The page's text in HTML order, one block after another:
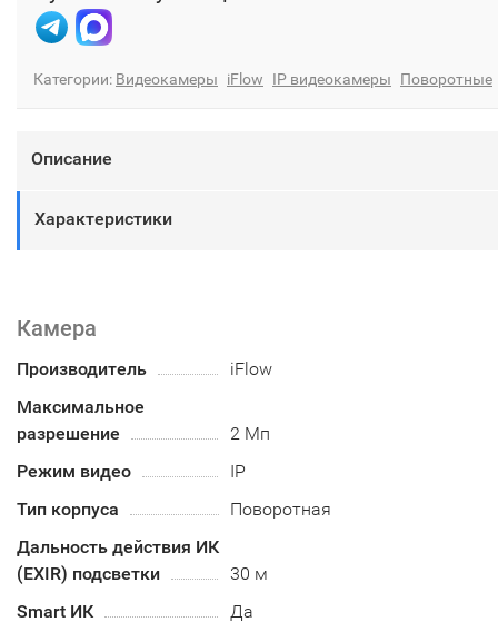
Категории: Видеокамеры iFlow IP видеокамеры Поворотные
Описание
Характеристики
Камера
Производитель
iFlow
Максимальное
разрешение
2 Мп
Режим видео
IP
Тип корпуса
Поворотная
Дальность действия ИК
(EXIR) подсветки
30 м
Smart ИК
Да